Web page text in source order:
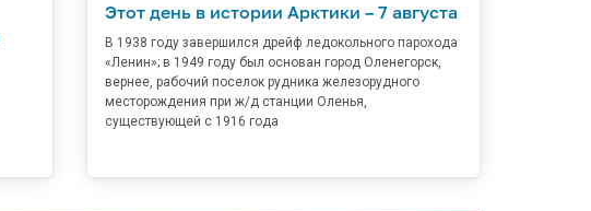
Этот день в истории Арктики – 7 августа
В 1938 году завершился дрейф ледокольного парохода
«Ленин»; в 1949 году был основан город Оленегорск,
вернее, рабочий поселок рудника железорудного
месторождения при ж/д станции Оленья,
существующей с 1916 года